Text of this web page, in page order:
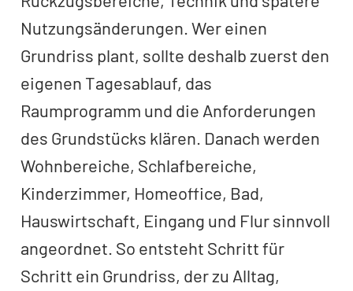
Nutzungsänderungen. Wer einen
Grundriss plant, sollte deshalb zuerst den
eigenen Tagesablauf, das
Raumprogramm und die Anforderungen
des Grundstücks klären. Danach werden
Wohnbereiche, Schlafbereiche,
Kinderzimmer, Homeoffice, Bad,
Hauswirtschaft, Eingang und Flur sinnvoll
angeordnet. So entsteht Schritt für
Schritt ein Grundriss, der zu Alltag,